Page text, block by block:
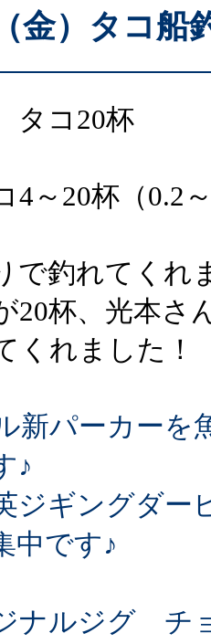
金）タコ船
タコ20杯
4～20杯（0.2
で釣れてくれ
20杯、光本さ
くれました！
新パーカーを
♪
ジギングダー
中です♪
ナルジグ チ